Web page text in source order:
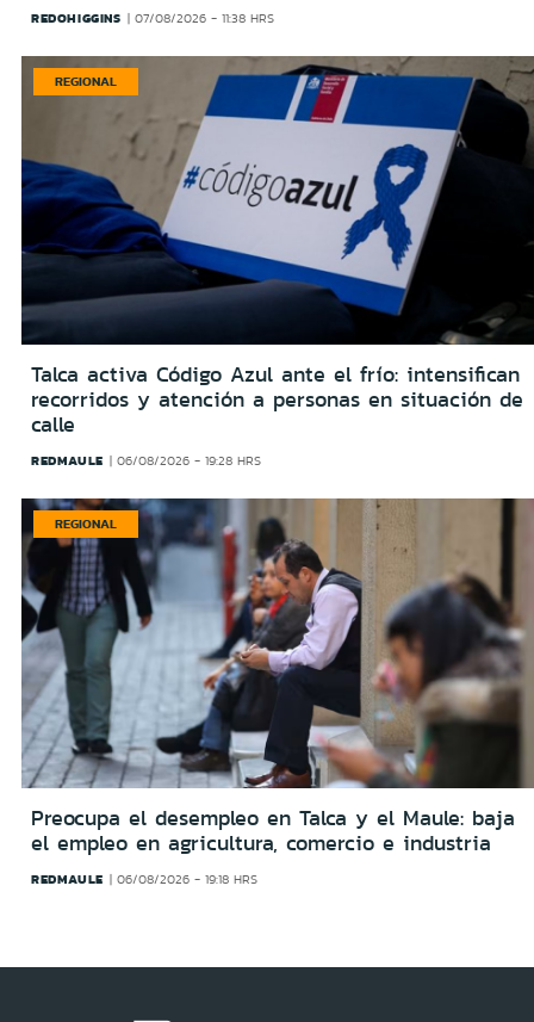
REDOHIGGINS 07/08/2026 - 11:38 HRS
REGIONAL
Talca activa Código Azul ante el frío: intensifican
recorridos y atención a personas en situación de
calle
REDMAULE 06/08/2026 - 19:28 HRS
REGIONAL
Preocupa el desempleo en Talca y el Maule: baja
el empleo en agricultura, comercio e industria
REDMAULE 06/08/2026 - 19:18 HRS